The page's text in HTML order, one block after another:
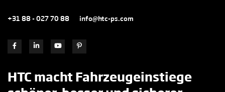
+31 88 - 027 70 88 info@htc-ps.com
HTC macht Fahrzeugeinstiege